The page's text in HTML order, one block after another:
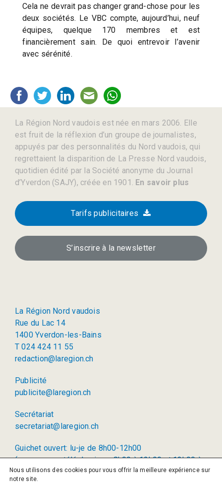
Cela ne devrait pas changer grand-chose pour les
deux sociétés. Le VBC compte, aujourd’hui, neuf
équipes, quelque 170 membres et est
financièrement sain. De quoi entrevoir l’avenir
avec sérénité.
La Région Nord vaudois est née en mars 2006. Elle
est fruit de la réflexion d’un groupe de journalistes,
appuyés par des personnalités du Nord vaudois, qui
regrettaient la disparition de La Presse Nord vaudois,
quotidien édité par la Société anonyme du Journal
d’Yverdon (SAJY), créée en 1901. En savoir plus
Tarifs publicitaires
S’inscrire à la newsletter
La Région Nord vaudois
Rue du Lac 14
1400 Yverdon-les-Bains
T 024 424 11 55
redaction@laregion.ch
Publicité
publicite@laregion.ch
Secrétariat
secretariat@laregion.ch
Guichet ouvert: lu-je de 8h00-12h00
(permanence téléphonique: 8h00 à 12h00 et 13h00 à
17h00)
Nous utilisons des cookies pour vous offrir la meilleure expérience sur
notre site.